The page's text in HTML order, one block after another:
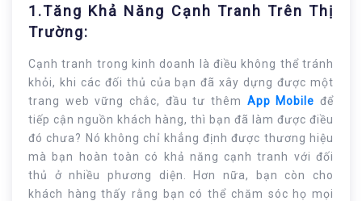
1.Tăng Khả Năng Cạnh Tranh Trên Thị
Trường:
Cạnh tranh trong kinh doanh là điều không thể tránh
khỏi, khi các đối thủ của bạn đã xây dựng được một
trang web vững chắc, đầu tư thêm App Mobile để
tiếp cận nguồn khách hàng, thì bạn đã làm được điều
đó chưa? Nó không chỉ khẳng định được thương hiệu
mà bạn hoàn toàn có khả năng cạnh tranh với đối
thủ ở nhiều phương diện. Hơn nữa, bạn còn cho
khách hàng thấy rằng bạn có thể chăm sóc họ mọi